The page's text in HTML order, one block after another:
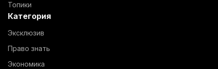
Топики
Категория
Эксклюзив
Право знать
Экономика